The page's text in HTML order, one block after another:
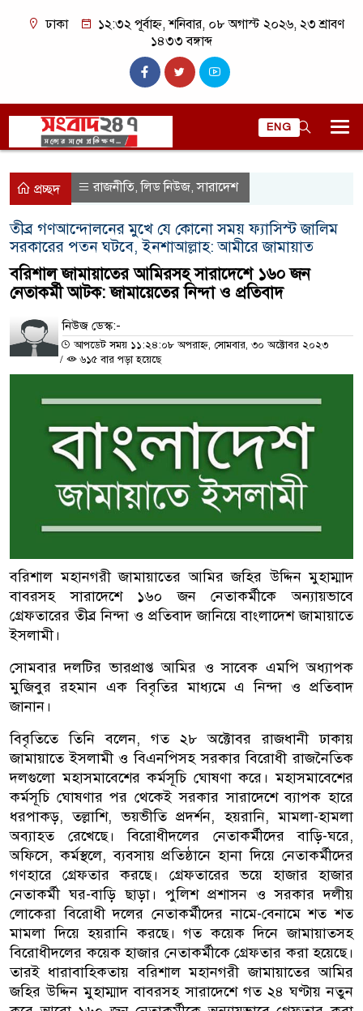
ঢাকা
১২:৩২ পূর্বাহ্ন, শনিবার, ০৮ অগাস্ট ২০২৬, ২৩ শ্রাবণ
১৪৩৩ বঙ্গাব্দ
ENG
প্রচ্ছদ রাজনীতি,লিড নিউজ,সারাদেশ
তীব্র গণআন্দোলনের মুখে যে কোনো সময় ফ্যাসিস্ট জালিম
সরকারের পতন ঘটবে, ইনশাআল্লাহ: আমীরে জামায়াত
বরিশাল জামায়াতের আমিরসহ সারাদেশে ১৬০ জন
নেতাকর্মী আটক: জামায়েতের নিন্দা ও প্রতিবাদ
নিউজ ডেস্ক:-
আপডেট সময় ১১:২৪:০৮ অপরাহ্ন, সোমবার, ৩০ অক্টোবর ২০২৩
/
৬১৫ বার পড়া হয়েছে
বরিশাল মহানগরী জামায়াতের আমির জহির উদ্দিন মুহাম্মাদ
বাবরসহ সারাদেশে ১৬০ জন নেতাকর্মীকে অন্যায়ভাবে
গ্রেফতারের তীব্র নিন্দা ও প্রতিবাদ জানিয়ে বাংলাদেশ জামায়াতে
ইসলামী।
সোমবার দলটির ভারপ্রাপ্ত আমির ও সাবেক এমপি অধ্যাপক
মুজিবুর রহমান এক বিবৃতির মাধ্যমে এ নিন্দা ও প্রতিবাদ
জানান।
বিবৃতিতে তিনি বলেন, গত ২৮ অক্টোবর রাজধানী ঢাকায়
জামায়াতে ইসলামী ও বিএনপিসহ সরকার বিরোধী রাজনৈতিক
দলগুলো মহাসমাবেশের কর্মসূচি ঘোষণা করে। মহাসমাবেশের
কর্মসূচি ঘোষণার পর থেকেই সরকার সারাদেশে ব্যাপক হারে
ধরপাকড়, তল্লাশি, ভয়ভীতি প্রদর্শন, হয়রানি, মামলা-হামলা
অব্যাহত রেখেছে। বিরোধীদলের নেতাকর্মীদের বাড়ি-ঘরে,
অফিসে, কর্মস্থলে, ব্যবসায় প্রতিষ্ঠানে হানা দিয়ে নেতাকর্মীদের
গণহারে গ্রেফতার করছে। গ্রেফতারের ভয়ে হাজার হাজার
নেতাকর্মী ঘর-বাড়ি ছাড়া। পুলিশ প্রশাসন ও সরকার দলীয়
লোকেরা বিরোধী দলের নেতাকর্মীদের নামে-বেনামে শত শত
মামলা দিয়ে হয়রানি করছে। গত কয়েক দিনে জামায়াতসহ
বিরোধীদলের কয়েক হাজার নেতাকর্মীকে গ্রেফতার করা হয়েছে।
তারই ধারাবাহিকতায় বরিশাল মহানগরী জামায়াতের আমির
জহির উদ্দিন মুহাম্মাদ বাবরসহ সারাদেশে গত ২৪ ঘণ্টায় নতুন